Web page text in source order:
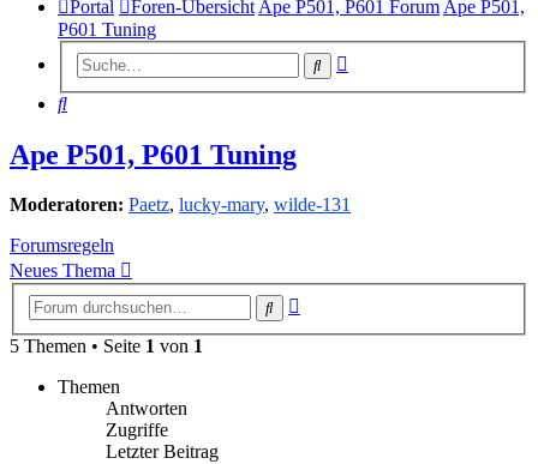
Portal Foren-Übersicht Ape P501, P601 Forum Ape P501,
P601 Tuning
Suche
Suche
Ape P501, P601 Tuning
Moderatoren: Paetz, lucky-mary, wilde-131
Forumsregeln
Neues Thema
Suche
5 Themen • Seite 1 von 1
Themen
Antworten
Zugriffe
Letzter Beitrag